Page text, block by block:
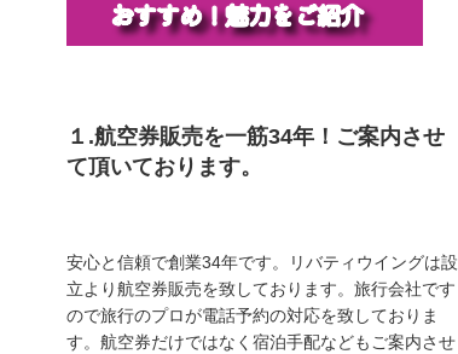
１.航空券販売を一筋34年！ご案内させ
て頂いております。
安心と信頼で創業34年です。リバティウイングは設
立より航空券販売を致しております。旅行会社です
ので旅行のプロが電話予約の対応を致しておりま
す。航空券だけではなく宿泊手配などもご案内させ